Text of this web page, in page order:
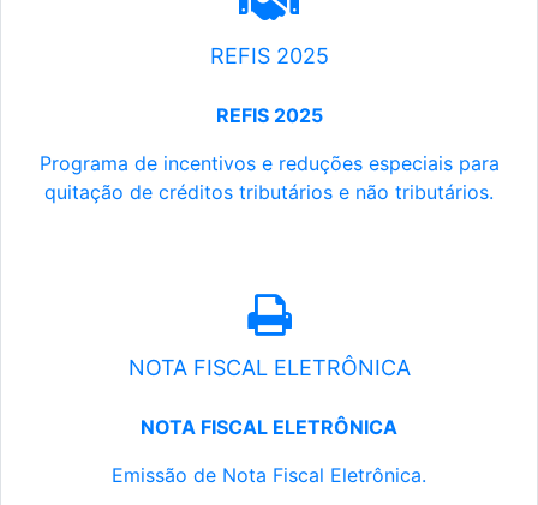
REFIS 2025
REFIS 2025
Programa de incentivos e reduções especiais para
quitação de créditos tributários e não tributários.
NOTA FISCAL ELETRÔNICA
NOTA FISCAL ELETRÔNICA
Emissão de Nota Fiscal Eletrônica.